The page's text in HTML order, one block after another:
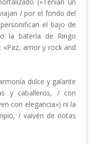
/ por el fondo del
el bajo de
la batería de Ringo
amor y rock and
dulce y galante
y caballeros, / con
con elegancia») ni la
/ vaivén de notas